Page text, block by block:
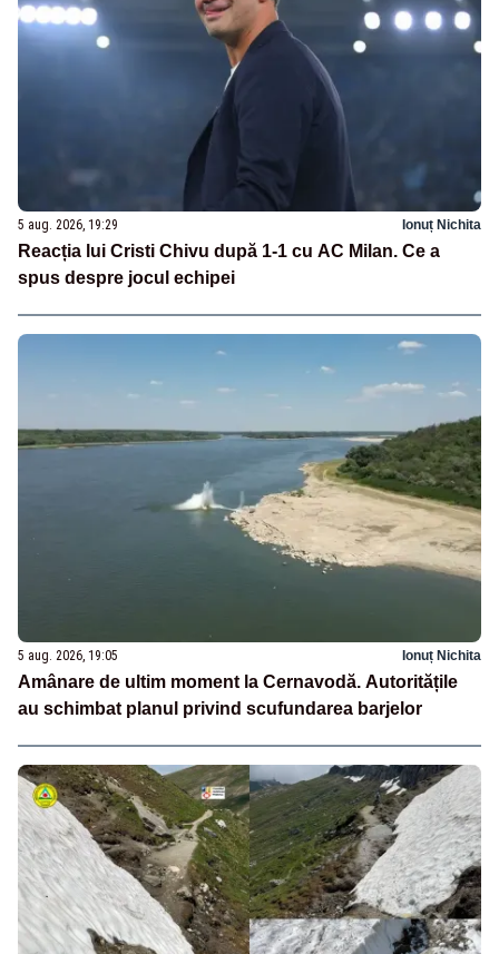
5 aug. 2026, 19:29 Ionuț Nichita
Reacția lui Cristi Chivu după 1-1 cu AC Milan. Ce a
spus despre jocul echipei
5 aug. 2026, 19:05 Ionuț Nichita
Amânare de ultim moment la Cernavodă. Autoritățile
au schimbat planul privind scufundarea barjelor